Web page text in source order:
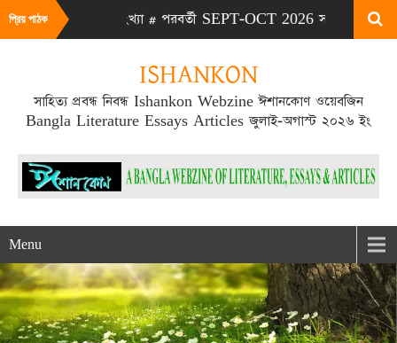
প্রিয় পাঠক
AUG 2026 সংখ্যা # পরবর্তী SEPT-OCT 2026 সংখ্যা প্রকাশিত
ISHANKON
সাহিত্য প্রবন্ধ নিবন্ধ Ishankon Webzine ঈশানকোণ ওয়েবজিন
Bangla Literature Essays Articles জুলাই-অগাস্ট ২০২৬ ইং
Menu